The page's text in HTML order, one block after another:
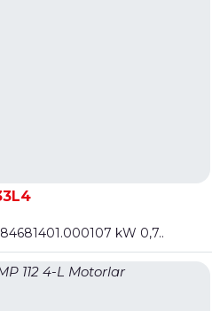
kW 0,7..